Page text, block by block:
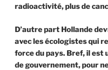
radioactivité, plus de
D’autre part Hollande
avec les écologistes qui
force du pays. Bref, il est
de gouvernement, pour